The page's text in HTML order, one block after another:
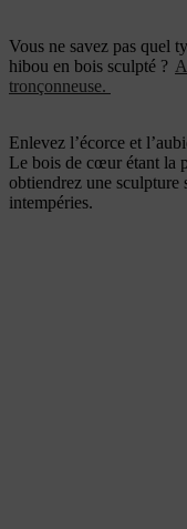
Vous ne savez pas quel
hibou en bois sculpté ?
tronçonneuse.
Enlevez l’écorce et
Le bois de cœur étant la
obtiendrez une sculpture
intempéries.